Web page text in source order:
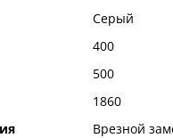
Серый
400
500
1860
Врезной